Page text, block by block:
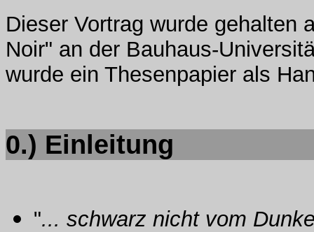
Dieser Vortrag wurde gehalten
Noir" an der Bauhaus-
wurde ein Thesenpapier als
0.) Einleitung
"... schwarz nicht vom